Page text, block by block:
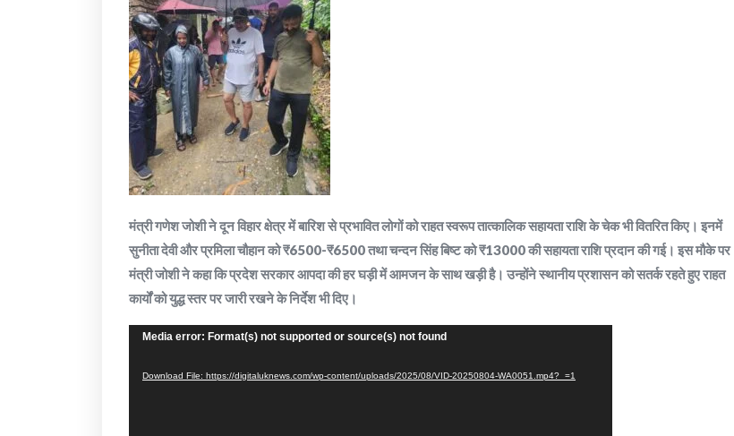
मंत्री गणेश जोशी ने दून विहार क्षेत्र में बारिश से प्रभावित लोगों को राहत स्वरूप तात्कालिक सहायता राशि के चेक भी वितरित किए। इनमें
सुनीता देवी और प्रमिला चौहान को ₹6500-₹6500 तथा चन्दन सिंह बिष्ट को ₹13000 की सहायता राशि प्रदान की गई। इस मौके पर
मंत्री जोशी ने कहा कि प्रदेश सरकार आपदा की हर घड़ी में आमजन के साथ खड़ी है। उन्होंने स्थानीय प्रशासन को सतर्क रहते हुए राहत
कार्यों को युद्ध स्तर पर जारी रखने के निर्देश भी दिए।
Video
Media error: Format(s) not supported or source(s) not found
Download File: https://digitaluknews.com/wp-content/uploads/2025/08/VID-20250804-WA0051.mp4?_=1